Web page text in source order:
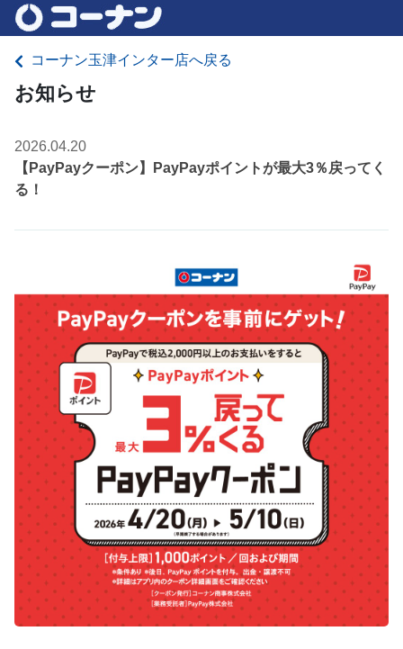
コーナン玉津インター店へ戻る
お知らせ
2026.04.20
【PayPayクーポン】PayPayポイントが最大3％戻ってく
る！